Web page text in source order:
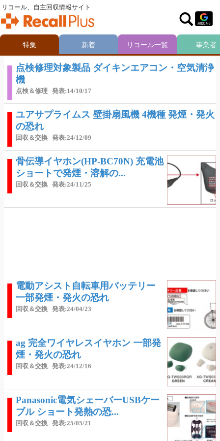
点検修理対象製品 ダイキンエアコン・空気清浄
機
点検＆修理 発表:14/10/17
ユアサプライムス 壁掛扇風機 4機種 発煙・発火
の恐れ
回収＆交換 発表:24/12/09
骨伝導イヤホン(HP-BC70N) 充電池
ショートで発煙・溶解の...
回収＆交換 発表:24/11/25
電動アシスト自転車用バッテリー
一部発煙・発火の恐れ
回収＆交換 発表:24/04/23
ag 完全ワイヤレスイヤホン 一部発
煙・発火の恐れ
回収＆交換 発表:24/12/16
Panasonic電気シェーバーUSBケー
ブル ショート発熱の恐...
回収＆交換 発表:25/05/21
リコール、自主回収情報サイト
特集 新着 リコール一覧 事業者